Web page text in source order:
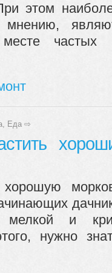
этом
частых
Еда ⇨
хорошую
мелкой и
нужно